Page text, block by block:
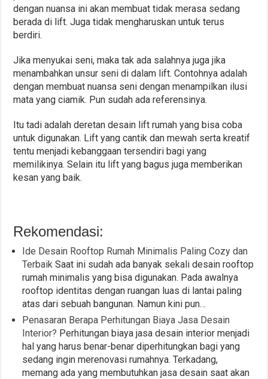
dengan nuansa ini akan membuat tidak merasa sedang
berada di lift. Juga tidak mengharuskan untuk terus
berdiri.
Jika menyukai seni, maka tak ada salahnya juga jika
menambahkan unsur seni di dalam lift. Contohnya adalah
dengan membuat nuansa seni dengan menampilkan ilusi
mata yang ciamik. Pun sudah ada referensinya.
Itu tadi adalah deretan desain lift rumah yang bisa coba
untuk digunakan. Lift yang cantik dan mewah serta kreatif
tentu menjadi kebanggaan tersendiri bagi yang
memilikinya. Selain itu lift yang bagus juga memberikan
kesan yang baik.
Rekomendasi:
Ide Desain Rooftop Rumah Minimalis Paling Cozy dan
Terbaik Saat ini sudah ada banyak sekali desain rooftop
rumah minimalis yang bisa digunakan. Pada awalnya
rooftop identitas dengan ruangan luas di lantai paling
atas dari sebuah bangunan. Namun kini pun…
Penasaran Berapa Perhitungan Biaya Jasa Desain
Interior? Perhitungan biaya jasa desain interior menjadi
hal yang harus benar-benar diperhitungkan bagi yang
sedang ingin merenovasi rumahnya. Terkadang,
memang ada yang membutuhkan jasa desain saat akan